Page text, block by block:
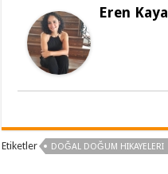
Eren Kaya
Etiketler DOĞAL DOĞUM HIKAYELERI